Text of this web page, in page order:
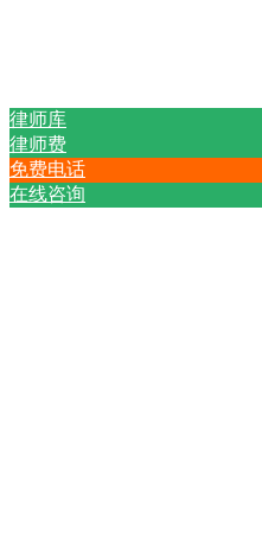
律师库
律师费
免费电话
在线咨询